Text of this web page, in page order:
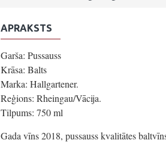
APRAKSTS
Garša: Pussauss
Krāsa: Balts
Marka: Hallgartener.
Reģions: Rheingau/Vācija.
Tilpums: 750 ml
Gada vīns 2018, pussauss kvalitātes